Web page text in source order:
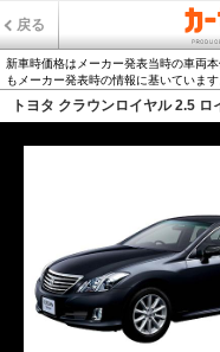
戻る
新車時価格はメーカー発表当時の車両
もメーカー発表時の情報に基いています
トヨタ クラウンロイヤル 2.5